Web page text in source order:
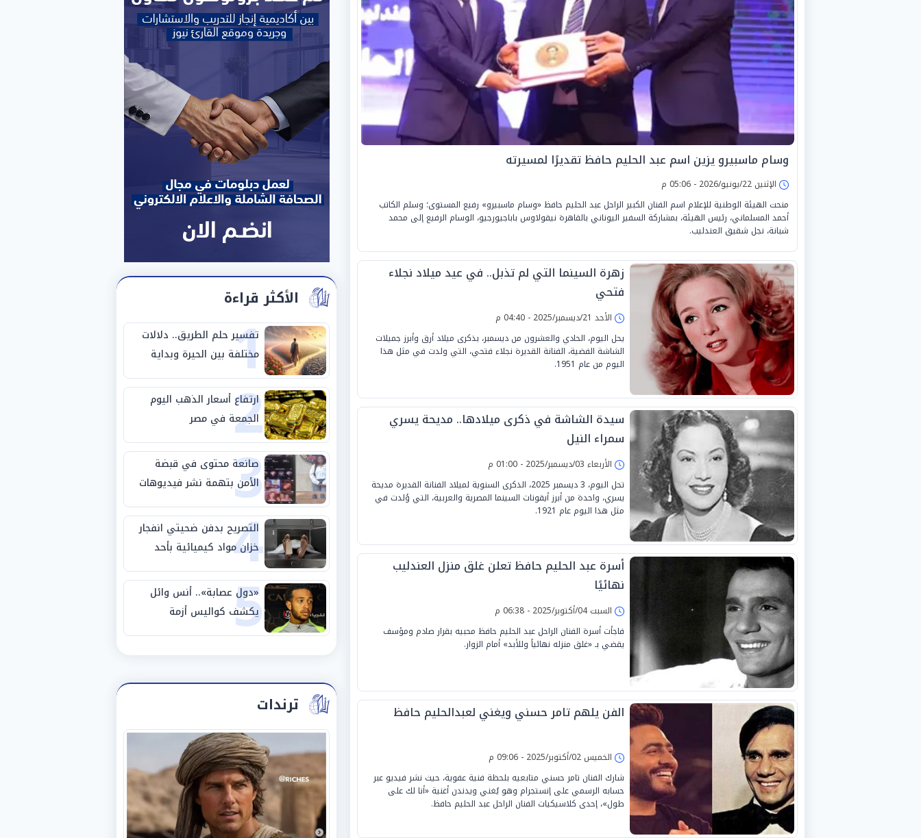
وسام ماسبيرو يزين اسم عبد الحليم حافظ تقديرًا لمسيرته
الإثنين 22/يونيو/2026 - 05:06 م
منحت الهيئة الوطنية للإعلام اسم الفنان الكبير الراحل عبد الحليم حافظ «وسام ماسبيرو» رفيع المستوى؛ وسلم الكاتب
أحمد المسلماني، رئيس الهيئة، بمشاركة السفير اليوناني بالقاهرة نيقولاوس باباجيورجيو، الوسام الرفيع إلى محمد
شبانة، نجل شقيق العندليب.
زهرة السينما التي لم تذبل.. في عيد ميلاد نجلاء
فتحي
الأحد 21/ديسمبر/2025 - 04:40 م
يحل اليوم، الحادي والعشرون من ديسمبر، بذكرى ميلاد أرق وأبرز جميلات
الشاشة الفضية، الفنانة القديرة نجلاء فتحي، التي ولدت في مثل هذا
اليوم من عام 1951.
سيدة الشاشة في ذكرى ميلادها.. مديحة يسري
سمراء النيل
الأربعاء 03/ديسمبر/2025 - 01:00 م
تحل اليوم، 3 ديسمبر 2025، الذكرى السنوية لميلاد الفنانة القديرة مديحة
يسري، واحدة من أبرز أيقونات السينما المصرية والعربية، التي وُلدت في
مثل هذا اليوم عام 1921.
أسرة عبد الحليم حافظ تعلن غلق منزل العندليب
نهائيًا
السبت 04/أكتوبر/2025 - 06:38 م
فاجأت أسرة الفنان الراحل عبد الحليم حافظ محبيه بقرار صادم ومؤسف
يقضي بـ «غلق منزله نهائياً وللأبد» أمام الزوار.
الفن يلهم تامر حسني ويغني لعبدالحليم حافظ
الخميس 02/أكتوبر/2025 - 09:06 م
شارك الفنان تامر حسني متابعيه بلحظة فنية عفوية، حيث نشر فيديو عبر
حسابه الرسمي على إنستجرام وهو يُغني ويدندن أغنية «أنا لك على
طول»، إحدى كلاسيكيات الفنان الراحل عبد الحليم حافظ.
الأكثر قراءة
1
تفسير حلم الطريق.. دلالات
مختلفة بين الحيرة وبداية
مرحلة جديدة
2
ارتفاع أسعار الذهب اليوم
الجمعة في مصر
3
صانعة محتوى في قبضة
الأمن بتهمة نشر فيديوهات
خادشة للحياء
4
التصريح بدفن ضحيتي انفجار
خزان مواد كيميائية بأحد
مصانع الفيوم
5
«دول عصابة».. أنس وائل
يكشف كواليس أزمة
استبعاده المفاجئ من
ترندات